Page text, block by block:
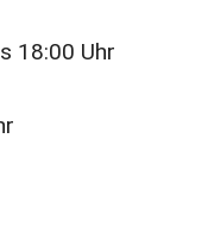
18:00 Uhr